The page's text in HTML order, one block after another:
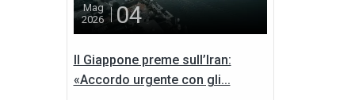
Mag
2026
04
Il Giappone preme sull’Iran:
«Accordo urgente con gli...